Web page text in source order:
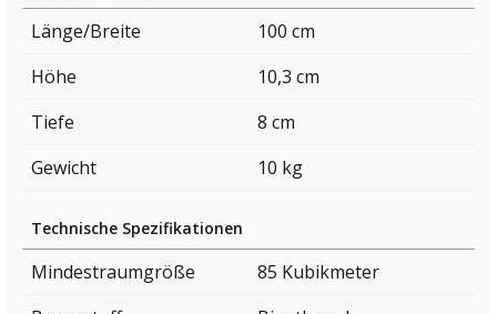
Länge/Breite
100 cm
Höhe
10,3 cm
Tiefe
8 cm
Gewicht
10 kg
Technische Spezifikationen
Mindestraumgröße
85 Kubikmeter